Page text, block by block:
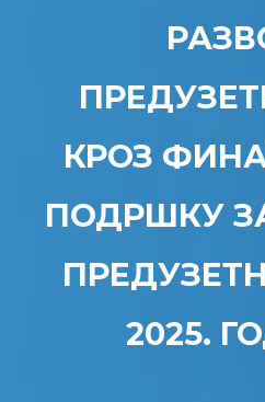
КРОЗ
ПОДРШКУ
2025.